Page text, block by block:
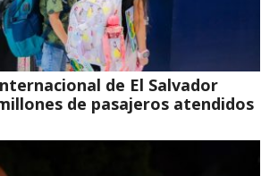
de El Salvador
de pasajeros atendidos